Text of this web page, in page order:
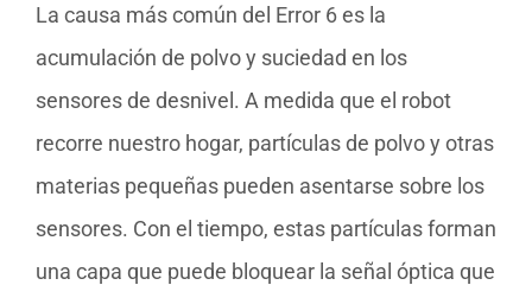
La causa más común del Error 6 es la
acumulación de polvo y suciedad en los
sensores de desnivel. A medida que el robot
recorre nuestro hogar, partículas de polvo y otras
materias pequeñas pueden asentarse sobre los
sensores. Con el tiempo, estas partículas forman
una capa que puede bloquear la señal óptica que